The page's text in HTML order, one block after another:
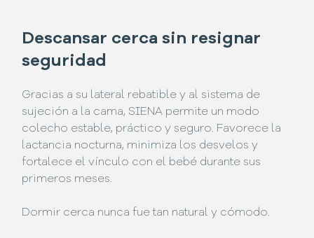
Descansar cerca sin resignar
seguridad
Gracias a su lateral rebatible y al sistema de
sujeción a la cama, SIENA permite un modo
colecho estable, práctico y seguro. Favorece la
lactancia nocturna, minimiza los desvelos y
fortalece el vínculo con el bebé durante sus
primeros meses.
Dormir cerca nunca fue tan natural y cómodo.